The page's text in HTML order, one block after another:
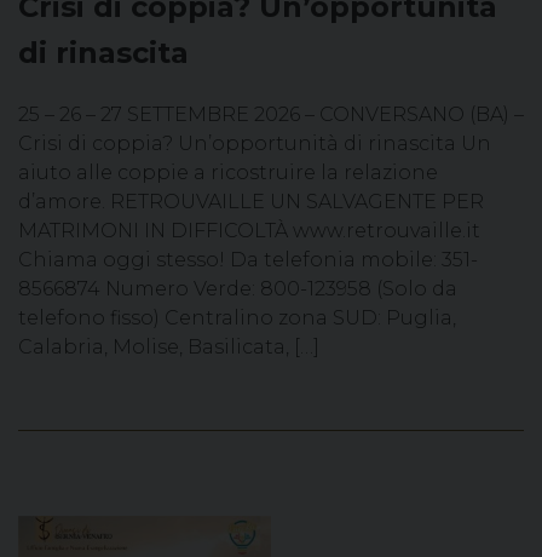
di rinascita
25 – 26 – 27 SETTEMBRE 2026 – CONVERSANO (BA) –
Crisi di coppia? Un’opportunità di rinascita Un
aiuto alle coppie a ricostruire la relazione
d’amore. RETROUVAILLE UN SALVAGENTE PER
MATRIMONI IN DIFFICOLTÀ www.retrouvaille.it
Chiama oggi stesso! Da telefonia mobile: 351-
8566874 Numero Verde: 800-123958 (Solo da
telefono fisso) Centralino zona SUD: Puglia,
Calabria, Molise, Basilicata, […]